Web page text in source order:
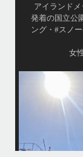
渡嘉敷島の
最近は、連日クル
パーフェクトな海
何ヶ月も前からや